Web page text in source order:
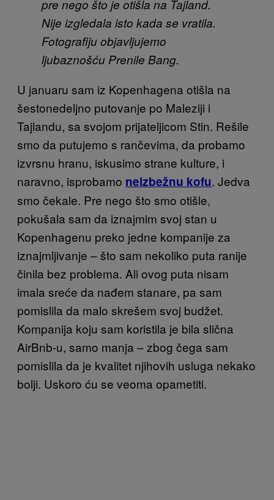
pre nego što je otišla na Tajland.
Nije izgledala isto kada se vratila.
Fotografiju objavljujemo
ljubaznošću Prenile Bang.
U januaru sam iz Kopenhagena otišla na
šestonedeljno putovanje po Maleziji i
Tajlandu, sa svojom prijateljicom Stin. Rešile
smo da putujemo s rančevima, da probamo
izvrsnu hranu, iskusimo strane kulture, i
naravno, isprobamo neizbežnu kofu. Jedva
smo čekale. Pre nego što smo otišle,
pokušala sam da iznajmim svoj stan u
Kopenhagenu preko jedne kompanije za
iznajmljivanje – što sam nekoliko puta ranije
činila bez problema. Ali ovog puta nisam
imala sreće da nađem stanare, pa sam
pomislila da malo skrešem svoj budžet.
Kompanija koju sam koristila je bila slična
AirBnb-u, samo manja – zbog čega sam
pomislila da je kvalitet njihovih usluga nekako
bolji. Uskoro ću se veoma opametiti.